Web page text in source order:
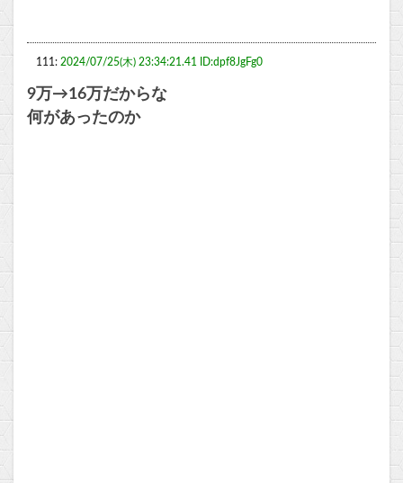
111: 2024/07/25(木) 23:34:21.41 ID:dpf8JgFg0
9万→16万だからな
何があったのか